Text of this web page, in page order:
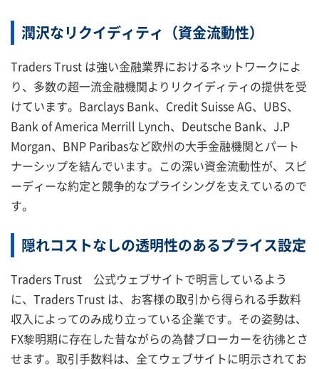
潤沢なリクイディティ（資金流動性）
Traders Trust は強い金融業界におけるネットワークによ
り、多数の超一流金融機関よりリクイディティの提供を受
けています。Barclays Bank、Credit Suisse AG、UBS、
Bank of America Merrill Lynch、Deutsche Bank、J.P
Morgan、BNP Paribasなど欧州の大手金融機関とパート
ナーシップを結んでいます。この深い資金流動性が、スピ
ーディーな約定と競争的なプライシングを支えているので
す。
隠れコストなしの透明性のあるプライス設定
Traders Trust 公式ウェブサイトで明言しているよう
に、Traders Trust は、お客様の取引から得られる手数料
収入によってのみ成り立っている企業です。その姿勢は、
FX黎明期に存在した昔ながらの為替ブローカーを彷彿とさ
せます。取引手数料は、全てウェブサイトに明示されてお